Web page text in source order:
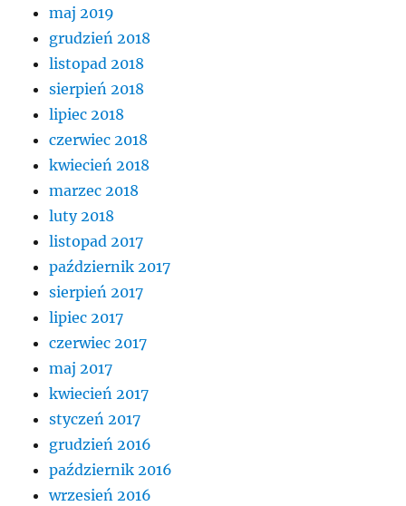
maj 2019
grudzień 2018
listopad 2018
sierpień 2018
lipiec 2018
czerwiec 2018
kwiecień 2018
marzec 2018
luty 2018
listopad 2017
październik 2017
sierpień 2017
lipiec 2017
czerwiec 2017
maj 2017
kwiecień 2017
styczeń 2017
grudzień 2016
październik 2016
wrzesień 2016